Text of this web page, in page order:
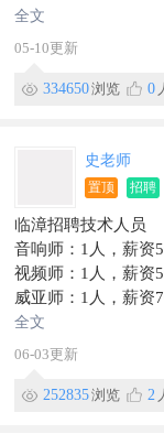
🧮会计助理1名
☎️电话销售数名
✅双休+法定节假日
✅缴纳五险
✅薪资福利优厚，综
✅办公环境舒适，团
欢迎咨询：
📱15003301170同微
📍地址：临漳县三
全文
05-10更新
334650浏览 0
史老师
置顶 招聘
临漳招聘技术人员
音响师：1人，薪资
视频师：1人，薪资
威亚师：1人，薪资
道具师：1人，薪资
服装/追光：1人，薪
特效控台：1人，薪
全文
06-03更新
252835浏览 2